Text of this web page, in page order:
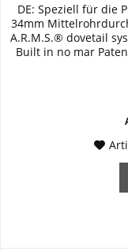
DE: Speziell für die
34mm
A.R.M.S.® dovetail
Built in no mar
Specifications: Für